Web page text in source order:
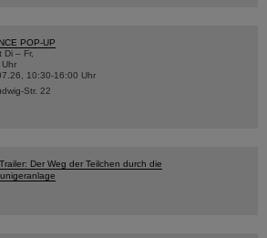
POP-UP
Di – Fr,
10:30-16:00 Uhr
Str. 22
Der Weg der Teilchen durch die